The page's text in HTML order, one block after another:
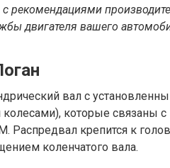
рекомендациями
двигателя вашего
вал с
которые связаны с
крепится к
коленчатого вала.